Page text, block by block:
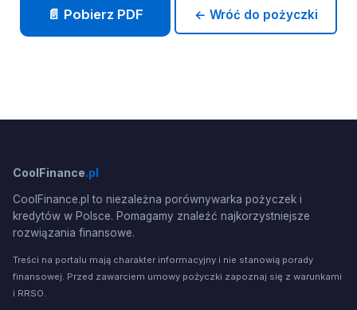
📄 Pobierz PDF ← Wróć do pożyczki
CoolFinance.pl
CoolFinance.pl to niezależna porównywarka pożyczek i
kredytów w Polsce. Pomagamy znaleźć najkorzystniejsze
rozwiązania finansowe.
Treści na portalu mają charakter informacyjny i nie stanowią porady
finansowej. Przed zawarciem umowy pożyczki zapoznaj się z warunkami
i RRSO.